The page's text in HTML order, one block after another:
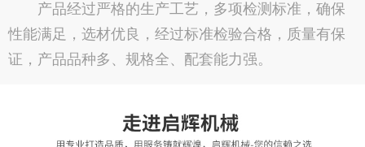
产品经过严格的生产工艺，多项检测标准，确保
性能满足，选材优良，经过标准检验合格，质量有保
证，产品品种多、规格全、配套能力强。